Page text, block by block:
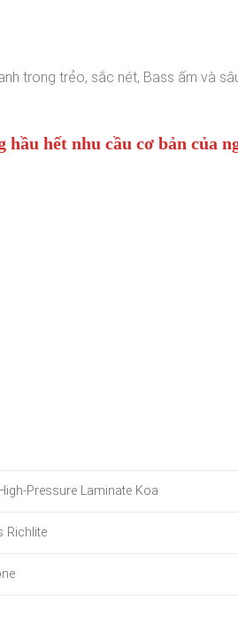
trong trẻo, sắc nét, Bass ấm và
hết nhu cầu cơ bản của
Pressure Laminate Koa
Richlite